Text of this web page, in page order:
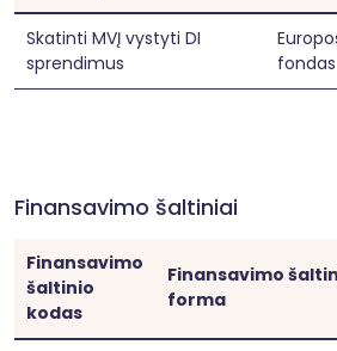
Skatinti MVĮ vystyti DI
sprendimus
fondas
Finansavimo šaltiniai
Finansavimo
šaltinio
kodas
Finansavimo
forma